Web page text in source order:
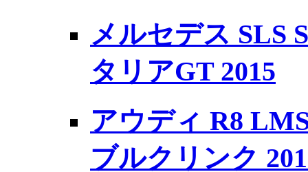
メルセデス SLS
タリアGT 2015
アウディ R8
ブルクリンク